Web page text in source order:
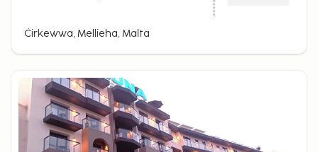
Ċirkewwa, Mellieha, Malta